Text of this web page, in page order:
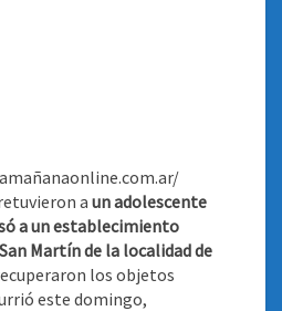
a un adolescente
a un establecimiento
Martín de la localidad de
los objetos
este domingo,